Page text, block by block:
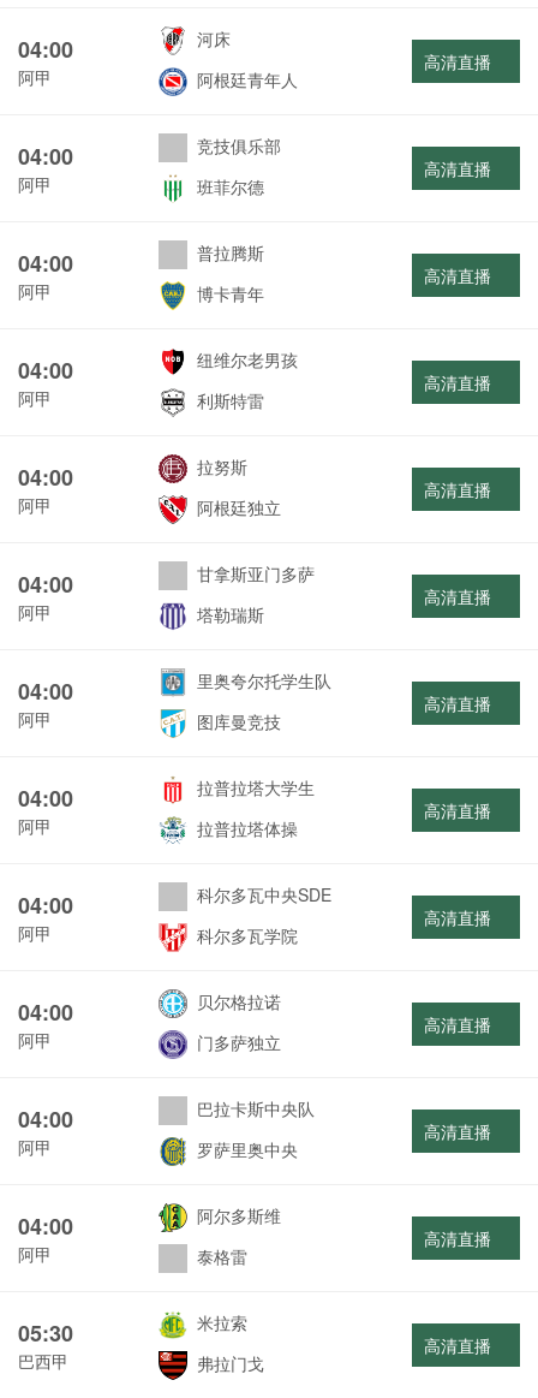
04:00
阿甲
河床
阿根廷青年人
高清直播
04:00
阿甲
竞技俱乐部
班菲尔德
高清直播
04:00
阿甲
普拉腾斯
博卡青年
高清直播
04:00
阿甲
纽维尔老男孩
利斯特雷
高清直播
04:00
阿甲
拉努斯
阿根廷独立
高清直播
04:00
阿甲
甘拿斯亚门多萨
塔勒瑞斯
高清直播
04:00
阿甲
里奥夸尔托学生队
图库曼竞技
高清直播
04:00
阿甲
拉普拉塔大学生
拉普拉塔体操
高清直播
04:00
阿甲
科尔多瓦中央SDE
科尔多瓦学院
高清直播
04:00
阿甲
贝尔格拉诺
门多萨独立
高清直播
04:00
阿甲
巴拉卡斯中央队
罗萨里奥中央
高清直播
04:00
阿甲
阿尔多斯维
泰格雷
高清直播
05:30
巴西甲
米拉索
弗拉门戈
高清直播